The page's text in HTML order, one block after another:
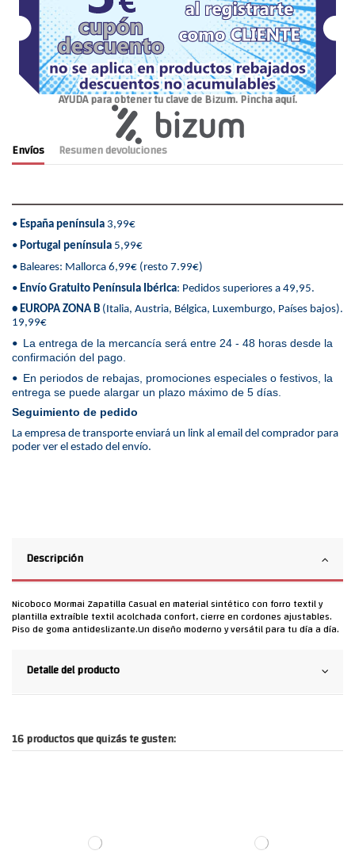
AYUDA para obtener tu clave de Bizum. Pincha aquí.
Envíos Resumen devoluciones
• España península 3,99€
• Portugal península 5,99€
• Baleares: Mallorca 6,99€ (resto 7.99€)
• Envío Gratuito Península Ibérica: Pedidos superiores a 49,95.
• EUROPA ZONA B (Italia, Austria, Bélgica, Luxemburgo, Países bajos).
19,99€
• La entrega de la mercancía será entre 24 - 48 horas desde la
confirmación del pago.
• En periodos de rebajas, promociones especiales o festivos, la
entrega se puede alargar un plazo máximo de 5 días.
Seguimiento de pedido
La empresa de transporte enviará un link al email del comprador para
poder ver el estado del envío.
Descripción
Nicoboco Mormai Zapatilla Casual en material sintético con forro textil y
plantilla extraíble textil acolchada confort, cierre en cordones ajustables.
Piso de goma antideslizante.Un diseño moderno y versátil para tu día a día.
Detalle del producto
16 productos que quizás te gusten: